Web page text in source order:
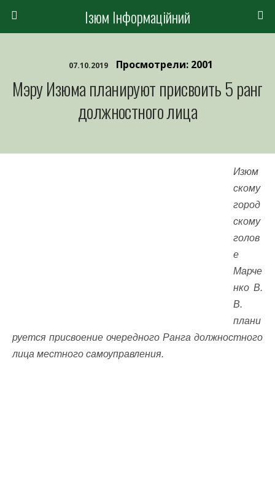
Ізюм Інформаційний
07.10.2019 Просмотрели: 2001
Мэру Изюма планируют присвоить 5 ранг
должностного лица
Изюм
скому
город
скому
голов
е
Марче
нко В.
В.
плани
руется присвоение очередного Ранга должностного
лица местного самоуправления.